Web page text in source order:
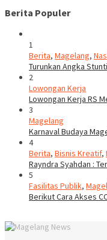
Berita Populer
1
Berita, Magelang,
Turunkan Angka
2
Lowongan Kerja
Lowongan Kerja RS
3
Magelang
Karnaval Budaya
4
Berita, Bisnis Kreatif,
Rayndra Syahdan :
5
Fasilitas Publik,
Berikut Cara Akses